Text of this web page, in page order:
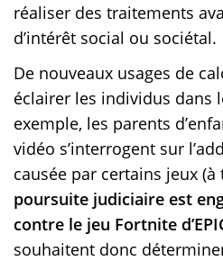
réaliser des traitements
d’intérêt social ou sociétal.
De nouveaux usages de
éclairer les individus dans
exemple, les parents
vidéo s’interrogent sur
causée par certains jeux (à
poursuite judiciaire est
contre le jeu Fortnite
souhaitent donc